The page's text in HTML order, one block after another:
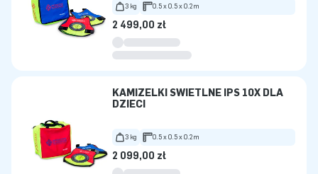
3 kg 0.5 x 0.5 x 0.2m
2 499,00 zł
KAMIZELKI ŚWIETLNE IPS 10X DLA
DZIECI
3 kg 0.5 x 0.5 x 0.2m
2 099,00 zł